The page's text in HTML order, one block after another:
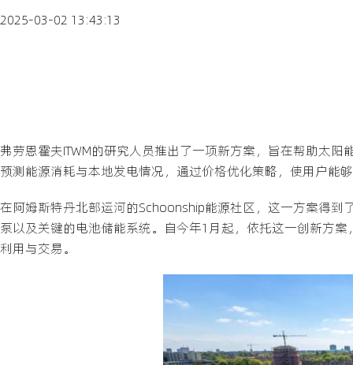
2025-03-02 13:43:13
弗劳恩霍夫ITWM的研究人员推出了一项新方案，旨在帮助太
预测能源消耗与本地发电情况，通过价格优化策略，使用户能
在阿姆斯特丹北部运河的Schoonship能源社区，这一方案得
泵以及关键的电池储能系统。自今年1月起，依托这一创新方
利用与交易。